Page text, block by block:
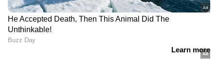
DOWNLOAD APP
അറിയാൻ